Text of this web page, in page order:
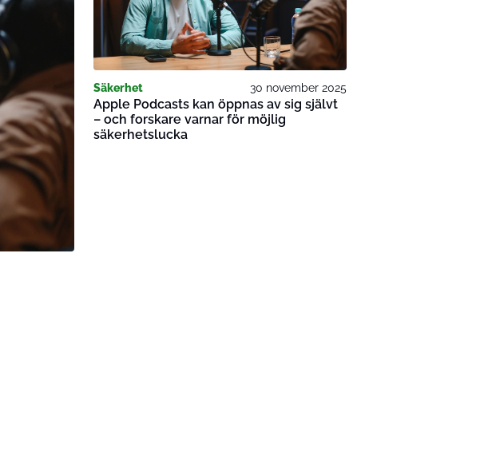
Säkerhet 30 november 2025
Apple Podcasts kan öppnas av sig självt
– och forskare varnar för möjlig
säkerhetslucka